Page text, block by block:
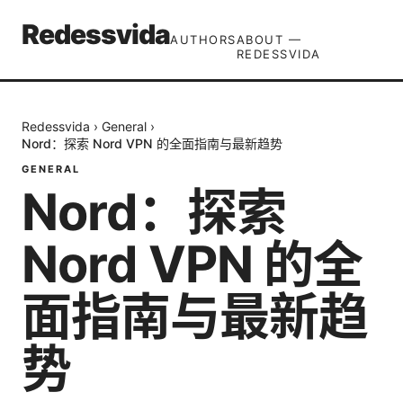
RedessvidaAUTHORSABOUT —
REDESSVIDA
Redessvida › General ›
Nord：探索 Nord VPN 的全面指南与最新趋势
GENERAL
Nord：探索
Nord VPN 的全
面指南与最新趋
势